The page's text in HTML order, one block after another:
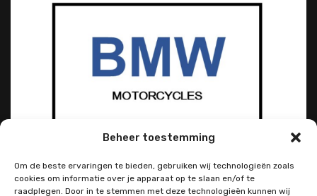
Beheer toestemming
Om de beste ervaringen te bieden, gebruiken wij technologieën zoals
cookies om informatie over je apparaat op te slaan en/of te
raadplegen. Door in te stemmen met deze technologieën kunnen wij